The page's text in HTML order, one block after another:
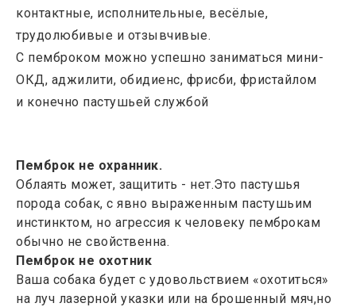
контактные, исполнительные, весёлые,
трудолюбивые и отзывчивые.
С пемброком можно успешно заниматься мини-
ОКД, аджилити, обидиенс, фрисби, фристайлом
и конечно пастушьей службой
Пемброк не охранник.
Облаять может, защитить - нет.Это пастушья
порода собак, с явно выраженным пастушьим
инстинктом, но агрессия к человеку пемброкам
обычно не свойственна.
Пемброк не охотник
Ваша собака будет с удовольствием «охотиться»
на луч лазерной указки или на брошенный мяч,но